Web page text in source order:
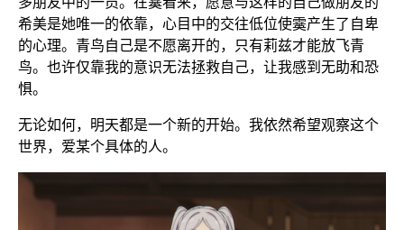
希美是她唯一的依靠，心目中的交往低位使霙产生了自卑
的心理。青鸟自己是不愿离开的，只有莉兹才能放飞青
鸟。也许仅靠我的意识无法拯救自己，让我感到无助和恐
惧。
无论如何，明天都是一个新的开始。我依然希望观察这个
世界，爱某个具体的人。